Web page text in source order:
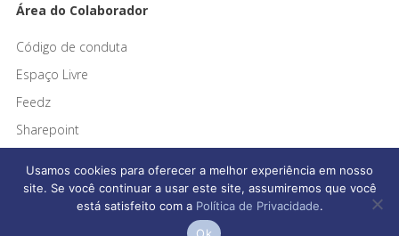
Área do Colaborador
Código de conduta
Espaço Livre
Feedz
Sharepoint
Afonso França Engenharia © 2026 Todos os direitos reservados
Usamos cookies para oferecer a melhor experiência em nosso
site. Se você continuar a usar este site, assumiremos que você
está satisfeito com a Política de Privacidade.
Ok